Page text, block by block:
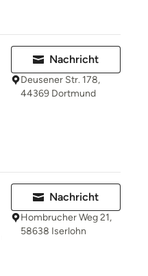
Nachricht
Deusener Str. 178,
44369 Dortmund
Nachricht
Hombrucher Weg 21,
58638 Iserlohn